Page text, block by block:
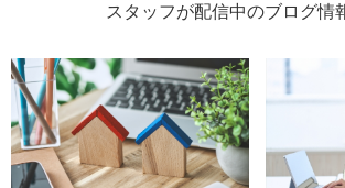
スタッフが配信中のブログ情